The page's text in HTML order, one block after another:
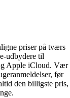
priser på tværs
udbydere til
Apple iCloud. Vær
før
den billigste pris,